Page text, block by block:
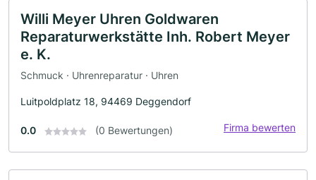
Willi Meyer Uhren Goldwaren
Reparaturwerkstätte Inh. Robert Meyer
e. K.
Schmuck · Uhrenreparatur · Uhren
Luitpoldplatz 18, 94469 Deggendorf
0.0 (0 Bewertungen) Firma bewerten